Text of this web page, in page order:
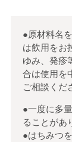
●原材料名
は飲用をお
ゆみ、発疹
合は使用を
ご相談くだ
●一度に多
ることがあ
●はちみつ